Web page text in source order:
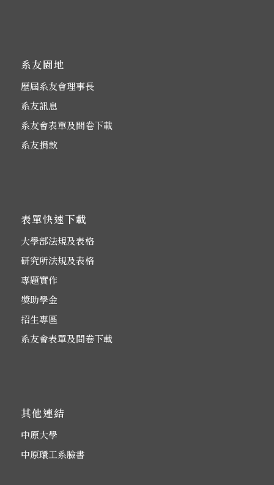
系友園地
歷屆系友會理事長
系友訊息
系友會表單及問卷下載
系友捐款
表單快速下載
大學部法規及表格
研究所法規及表格
專題實作
獎助學金
招生專區
系友會表單及問卷下載
其他連結
中原大學
中原環工系臉書